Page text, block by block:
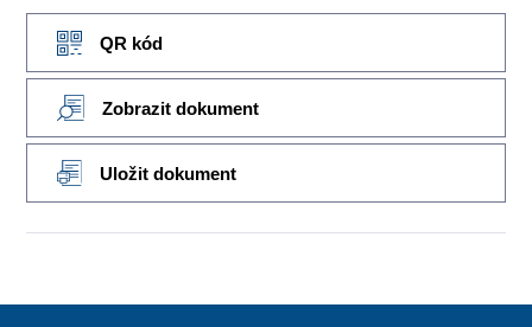
QR kód
Zobrazit dokument
Uložit dokument